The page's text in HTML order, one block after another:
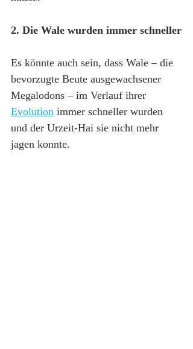
2. Die Wale wurden immer schneller
Es könnte auch sein, dass Wale – die
bevorzugte Beute ausgewachsener
Megalodons – im Verlauf ihrer
Evolution immer schneller wurden
und der Urzeit-Hai sie nicht mehr
jagen konnte.